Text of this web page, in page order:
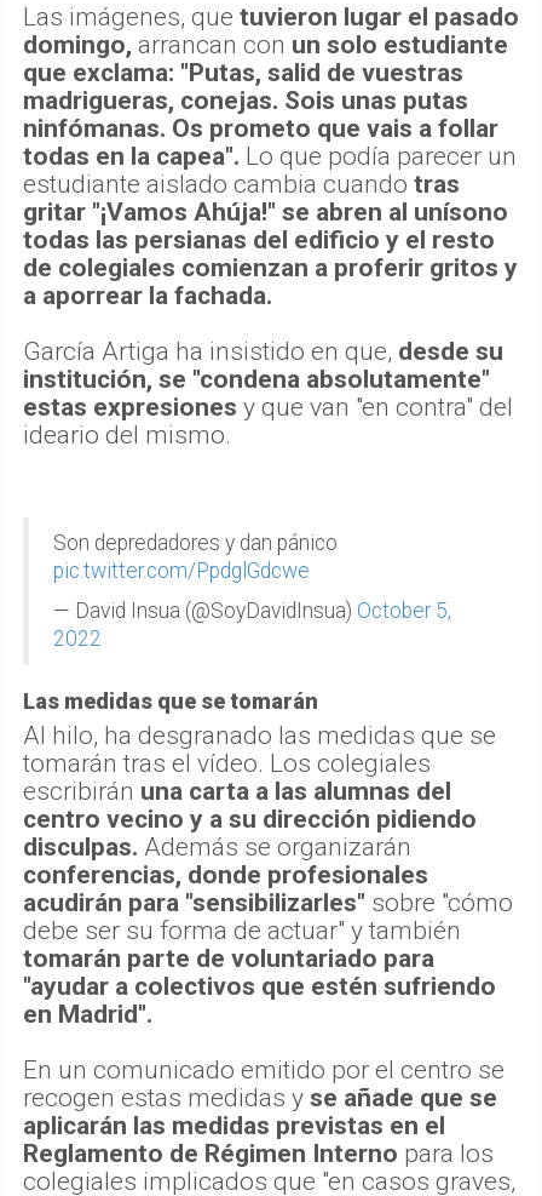
Las imágenes, que tuvieron lugar el pasado
domingo, arrancan con un solo estudiante
que exclama: "Putas, salid de vuestras
madrigueras, conejas. Sois unas putas
ninfómanas. Os prometo que vais a follar
todas en la capea". Lo que podía parecer un
estudiante aislado cambia cuando tras
gritar "¡Vamos Ahúja!" se abren al unísono
todas las persianas del edificio y el resto
de colegiales comienzan a proferir gritos y
a aporrear la fachada.
García Artiga ha insistido en que, desde su
institución, se "condena absolutamente"
estas expresiones y que van "en contra" del
ideario del mismo.
Son depredadores y dan pánico
pic.twitter.com/PpdglGdcwe
— David Insua (@SoyDavidInsua) October 5,
2022
Las medidas que se tomarán
Al hilo, ha desgranado las medidas que se
tomarán tras el vídeo. Los colegiales
escribirán una carta a las alumnas del
centro vecino y a su dirección pidiendo
disculpas. Además se organizarán
conferencias, donde profesionales
acudirán para "sensibilizarles" sobre "cómo
debe ser su forma de actuar" y también
tomarán parte de voluntariado para
"ayudar a colectivos que estén sufriendo
en Madrid".
En un comunicado emitido por el centro se
recogen estas medidas y se añade que se
aplicarán las medidas previstas en el
Reglamento de Régimen Interno para los
colegiales implicados que "en casos graves,